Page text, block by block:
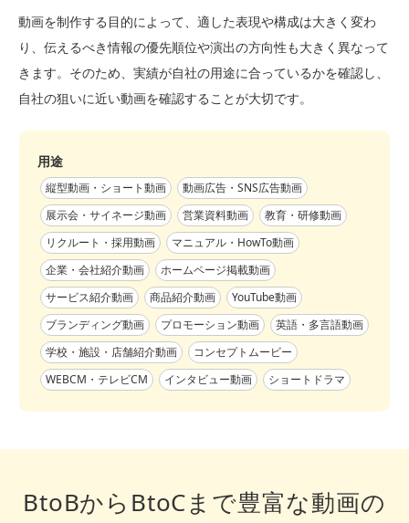
動画を制作する目的によって、適した表現や構成は大きく変わ
り、伝えるべき情報の優先順位や演出の方向性も大きく異なって
きます。そのため、実績が自社の用途に合っているかを確認し、
自社の狙いに近い動画を確認することが大切です。
用途
縦型動画・ショート動画
動画広告・SNS広告動画
展示会・サイネージ動画
営業資料動画
教育・研修動画
リクルート・採用動画
マニュアル・HowTo動画
企業・会社紹介動画
ホームページ掲載動画
サービス紹介動画
商品紹介動画
YouTube動画
ブランディング動画
プロモーション動画
英語・多言語動画
学校・施設・店舗紹介動画
コンセプトムービー
WEBCM・テレビCM
インタビュー動画 ショートドラマ
BtoBからBtoCまで豊富な動画の